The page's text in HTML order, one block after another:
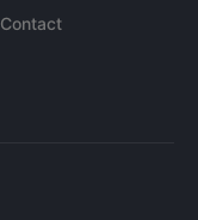
Contact